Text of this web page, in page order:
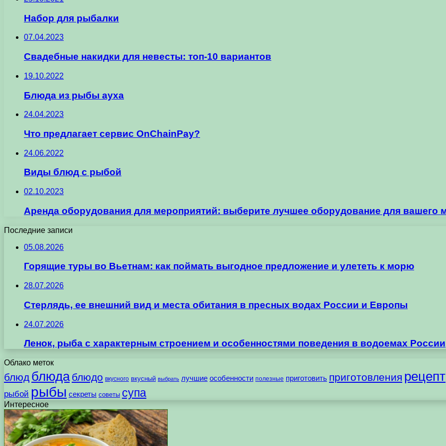
Набор для рыбалки
07.04.2023
Свадебные накидки для невесты: топ-10 вариантов
19.10.2022
Блюда из рыбы ауха
24.04.2023
Что предлагает сервис OnChainPay?
24.06.2022
Виды блюд с рыбой
02.10.2023
Аренда оборудования для мероприятий: выберите лучшее оборудование для вашего
Последние записи
05.08.2026
Горящие туры во Вьетнам: как поймать выгодное предложение и улететь к морю
28.07.2026
Стерлядь, ее внешний вид и места обитания в пресных водах России и Европы
24.07.2026
Ленок, рыба с характерным строением и особенностями поведения в водоемах России
Облако меток
блюд блюда блюдо вкусного вкусный выбрать лучшие особенности полезные приготовить приготовления рецепт
рыбой рыбы секреты советы супа
Интересное